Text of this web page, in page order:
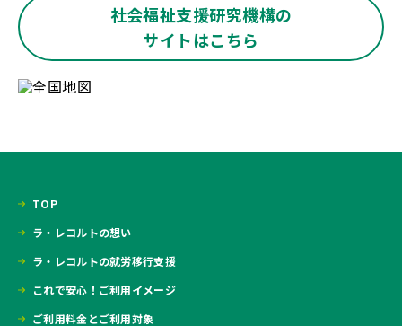
社会福祉支援研究機構の
サイトはこちら
TOP
ラ・レコルトの想い
ラ・レコルトの就労移行支援
これで安心！ご利用イメージ
ご利用料金とご利用対象